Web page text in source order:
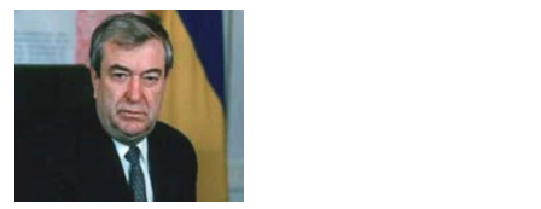
ПОДКАСТИ
КРИМ РЕАЛІЇ
КТАТ